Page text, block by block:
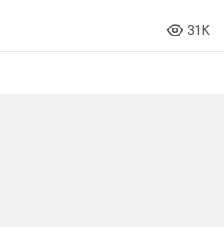
31K